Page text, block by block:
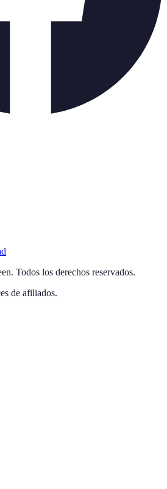
. Todos los derechos reservados.
de afiliados.